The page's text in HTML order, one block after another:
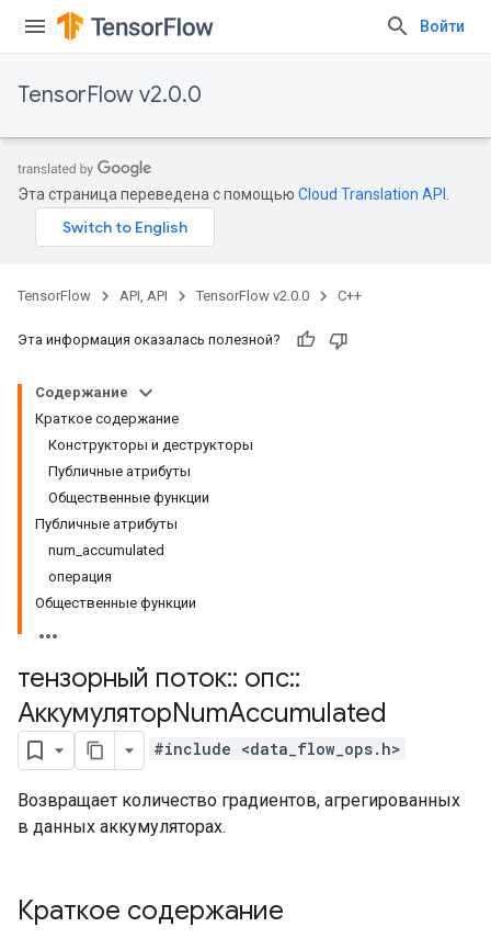
Войти
TensorFlow v2.0.0
Эта страница переведена с помощью Cloud Translation API
TensorFlow API, API TensorFlow v2.0.0 C++
Эта информация оказалась полезной?
Содержание
Краткое содержание
Конструкторы и деструкторы
Публичные атрибуты
Общественные функции
Публичные атрибуты
num_accumulated
операция
Общественные функции
тензорный поток:: опс::
АккумуляторNumAccumulated
#include <data_flow_ops.h>
Возвращает количество градиентов, агрегированных
в данных аккумуляторах.
Краткое содержание